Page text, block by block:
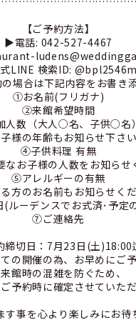
【ご予約方法】
▶︎電話: 042-527-4467
LINE 検索ID: @bpl2546m
場合は下記内容をお書き
①お名前(フリガナ)
②来館希望時間
数（大人○名、子供○名）
様の年齢もお知らせ下さい
④子供料理 有無
なお子様の人数をお知らせ
⑤アレルギーの有無
方のお名前もお知らせく
ルーデンスでお式済･予定
⑦ご連絡先
切日：7月23日(土)18:00
の開催の為、お早めにご
館時の混雑を防ぐため、
予約時に確定させていた
す事を心より楽しみにお待